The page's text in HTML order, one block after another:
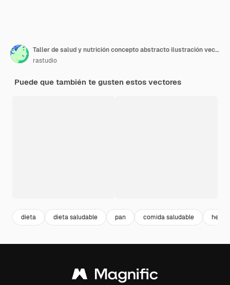
Taller de salud y nutrición concepto abstracto ilustración vectorial
rastudio
Puede que también te gusten estos vectores
dieta dieta saludable pan comida saludable